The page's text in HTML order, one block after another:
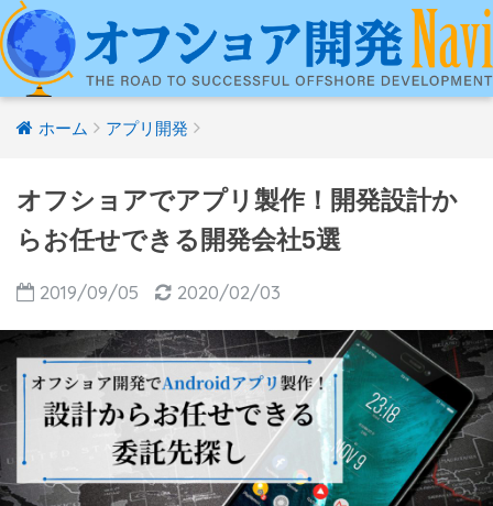
ホーム アプリ開発
オフショアでアプリ製作！開発設計か
らお任せできる開発会社5選
2019/09/05 2020/02/03